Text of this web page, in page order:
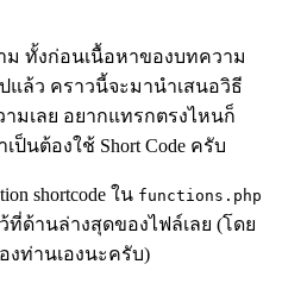
ม ทั้งก่อนเนื้อหาของบทความ
แล้ว คราวนี้จะมานำเสนอวิธี
ามเลย อยากแทรกตรงไหนก็
ป็นต้องใช้ Short Code ครับ
shortcode ใน functions.php
ด้านล่างสุดของไฟล์เลย (โดย
งท่านเองนะครับ)